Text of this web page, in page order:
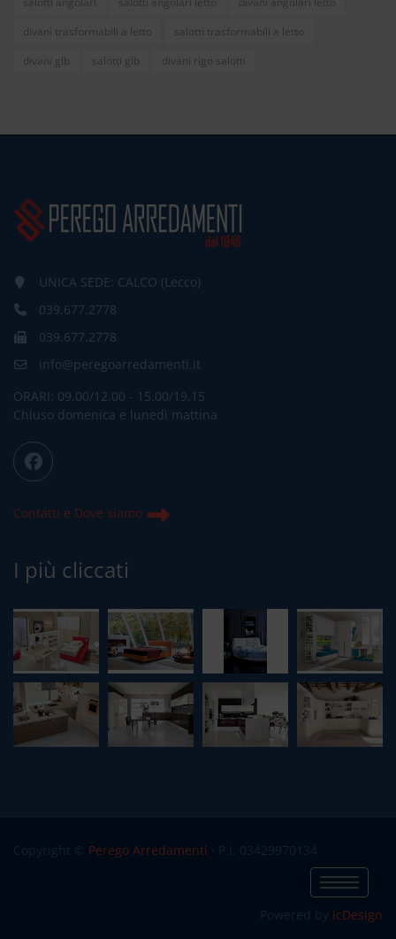
divani trasformabili a letto
salotti trasformabili a letto
divani glb
salotti glb divani rigo salotti
UNICA SEDE: CALCO (Lecco)
039.677.2778
039.677.2778
info@peregoarredamenti.it
ORARI: 09.00/12.00 - 15.00/19.15
Chiuso domenica e lunedì mattina
Contatti e Dove siamo
I più cliccati
Perego Arredamenti
Info
lcDesign